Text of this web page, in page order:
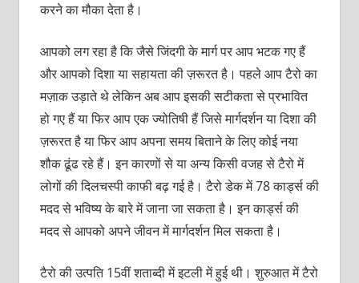
करने का मौका देता है।
आपको लग रहा है कि जैसे जिंदगी के मार्ग पर आप भटक गए हैं
और आपको दिशा या सहायता की ज़रूरत है। पहले आप टैरो का
मज़ाक उड़ाते थे लेकिन अब आप इसकी सटीकता से प्रभावित
हो गए हैं या फिर आप एक ज्‍योतिषी हैं जिसे मार्गदर्शन या दिशा की
ज़रूरत है या फिर आप अपना समय बिताने के लिए कोई नया
शौक ढूंढ रहे हैं। इन कारणों से या अन्‍य किसी वजह से टैरो में
लोगों की दिलचस्‍पी काफी बढ़ गई है। टैरो डेक में 78 कार्ड्स की
मदद से भविष्य के बारे में जाना जा सकता है। इन कार्ड्स की
मदद से आपको अपने जीवन में मार्गदर्शन मिल सकता है।
टैरो की उत्पति 15वीं शताब्‍दी में इटली में हुई थी। शुरुआत में टैरो